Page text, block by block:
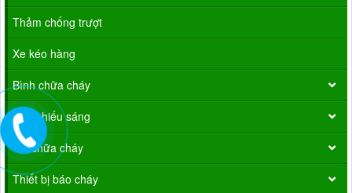
Thảm chống trượt
Xe kéo hàng
Bình chữa cháy
Đèn chiếu sáng
Vòi chữa cháy
Thiết bị báo cháy